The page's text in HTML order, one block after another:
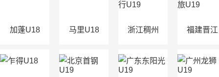
加蓬U18 马里U18 浙江稠州 福建晋江